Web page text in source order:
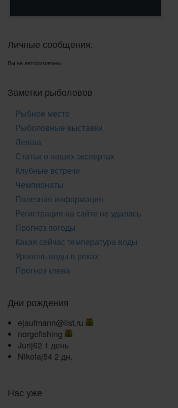
Личные сообщения.
Вы не авторизованы.
Заметки рыболовов
Рыбное место
Рыболовные выставки
Левша
Статьи о наших экспертах
Клубные встречи
Чемпионаты
Полезная информация
Регистрация на сайте не удалась
Прогноз погоды
Какая сейчас температура воды
Уровень воды в реках
Прогноз клева
Дни рождения
ejaufmann@list.ru
norgefishing
Jurij62 1 день
Nikolaj54 2 дн.
Нас уже